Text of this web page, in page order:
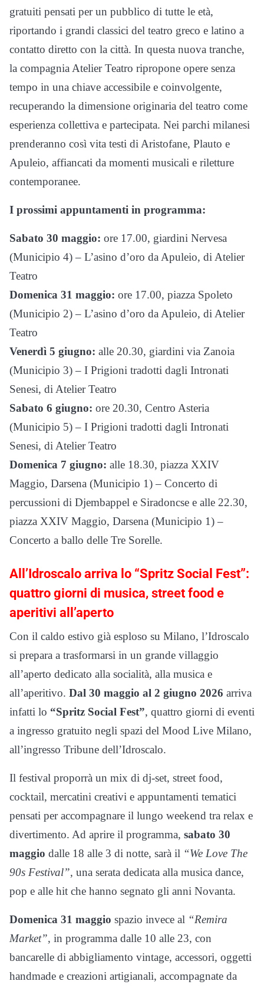
gratuiti pensati per un pubblico di tutte le età,
riportando i grandi classici del teatro greco e latino a
contatto diretto con la città. In questa nuova tranche,
la compagnia Atelier Teatro ripropone opere senza
tempo in una chiave accessibile e coinvolgente,
recuperando la dimensione originaria del teatro come
esperienza collettiva e partecipata. Nei parchi milanesi
prenderanno così vita testi di Aristofane, Plauto e
Apuleio, affiancati da momenti musicali e riletture
contemporanee.
I prossimi appuntamenti in programma:
Sabato 30 maggio: ore 17.00, giardini Nervesa
(Municipio 4) – L’asino d’oro da Apuleio, di Atelier
Teatro
Domenica 31 maggio: ore 17.00, piazza Spoleto
(Municipio 2) – L’asino d’oro da Apuleio, di Atelier
Teatro
Venerdì 5 giugno: alle 20.30, giardini via Zanoia
(Municipio 3) – I Prigioni tradotti dagli Intronati
Senesi, di Atelier Teatro
Sabato 6 giugno: ore 20.30, Centro Asteria
(Municipio 5) – I Prigioni tradotti dagli Intronati
Senesi, di Atelier Teatro
Domenica 7 giugno: alle 18.30, piazza XXIV
Maggio, Darsena (Municipio 1) – Concerto di
percussioni di Djembappel e Siradoncse e alle 22.30,
piazza XXIV Maggio, Darsena (Municipio 1) –
Concerto a ballo delle Tre Sorelle.
All’Idroscalo arriva lo “Spritz Social Fest”:
quattro giorni di musica, street food e
aperitivi all’aperto
Con il caldo estivo già esploso su Milano, l’Idroscalo
si prepara a trasformarsi in un grande villaggio
all’aperto dedicato alla socialità, alla musica e
all’aperitivo. Dal 30 maggio al 2 giugno 2026 arriva
infatti lo “Spritz Social Fest”, quattro giorni di eventi
a ingresso gratuito negli spazi del Mood Live Milano,
all’ingresso Tribune dell’Idroscalo.
Il festival proporrà un mix di dj-set, street food,
cocktail, mercatini creativi e appuntamenti tematici
pensati per accompagnare il lungo weekend tra relax e
divertimento. Ad aprire il programma, sabato 30
maggio dalle 18 alle 3 di notte, sarà il “We Love The
90s Festival”, una serata dedicata alla musica dance,
pop e alle hit che hanno segnato gli anni Novanta.
Domenica 31 maggio spazio invece al “Remira
Market”, in programma dalle 10 alle 23, con
bancarelle di abbigliamento vintage, accessori, oggetti
handmade e creazioni artigianali, accompagnate da